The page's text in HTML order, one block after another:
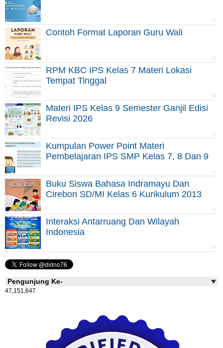
Contoh Format Laporan Guru Wali
RPM KBC IPS Kelas 7 Materi Lokasi
Tempat Tinggal
Materi IPS Kelas 9 Semester Ganjil Edisi
Revisi 2026
Kumpulan Power Point Materi
Pembelajaran IPS SMP Kelas 7, 8 Dan 9
Buku Siswa Bahasa Indramayu Dan
Cirebon SD/MI Kelas 6 Kurikulum 2013
Interaksi Antarruang Dan Wilayah
Indonesia
Pengunjung Ke-
47,151,647